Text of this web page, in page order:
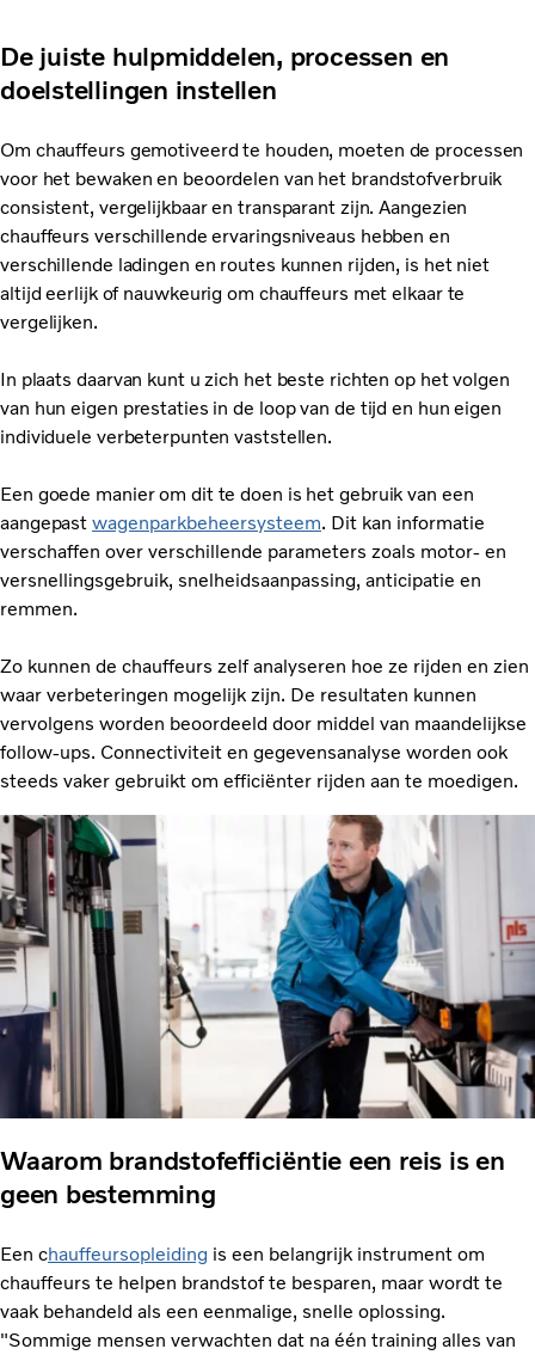
De juiste hulpmiddelen, processen en
doelstellingen instellen
Om chauffeurs gemotiveerd te houden, moeten de processen
voor het bewaken en beoordelen van het brandstofverbruik
consistent, vergelijkbaar en transparant zijn. Aangezien
chauffeurs verschillende ervaringsniveaus hebben en
verschillende ladingen en routes kunnen rijden, is het niet
altijd eerlijk of nauwkeurig om chauffeurs met elkaar te
vergelijken.
In plaats daarvan kunt u zich het beste richten op het volgen
van hun eigen prestaties in de loop van de tijd en hun eigen
individuele verbeterpunten vaststellen.
Een goede manier om dit te doen is het gebruik van een
aangepastwagenparkbeheersysteem. Dit kan informatie
verschaffen over verschillende parameters zoals motor- en
versnellingsgebruik, snelheidsaanpassing, anticipatie en
remmen.
Zo kunnen de chauffeurs zelf analyseren hoe ze rijden en zien
waar verbeteringen mogelijk zijn. De resultaten kunnen
vervolgens worden beoordeeld door middel van maandelijkse
follow-ups. Connectiviteit en gegevensanalyse worden ook
steeds vaker gebruikt om efficiënter rijden aan te moedigen.
Waarom brandstofefficiëntie een reis is en
geen bestemming
Een chauffeursopleiding is een belangrijk instrument om
chauffeurs te helpen brandstof te besparen, maar wordt te
vaak behandeld als een eenmalige, snelle oplossing.
"Sommige mensen verwachten dat na één training alles van